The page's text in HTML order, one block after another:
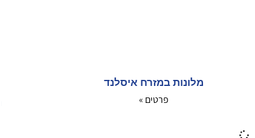
מלונות במזרח איסלנד
פרטים »